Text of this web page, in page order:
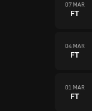
07 MAR
FT
04 MAR
FT
01 MAR
FT